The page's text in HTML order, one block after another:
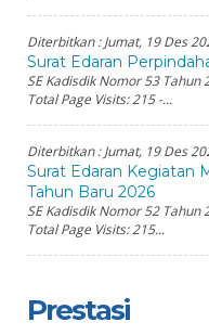
Diterbitkan :Jumat, 19 Des
Surat Edaran
SE Kadisdik Nomor 53 Tahun
Total Page Visits: 215 -...
Diterbitkan :Jumat, 19 Des
Surat Edaran Kegiatan
Tahun Baru 2026
SE Kadisdik Nomor 52 Tahun
Total Page Visits: 215...
Prestasi